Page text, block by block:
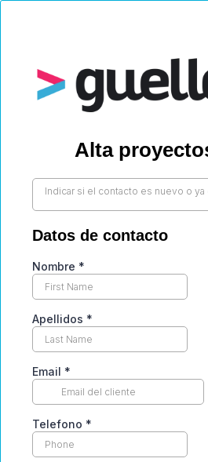
Alta
Indicar si el contacto es nuevo o ya
Datos de contacto
Nombre *
Apellidos *
Email *
Telefono *